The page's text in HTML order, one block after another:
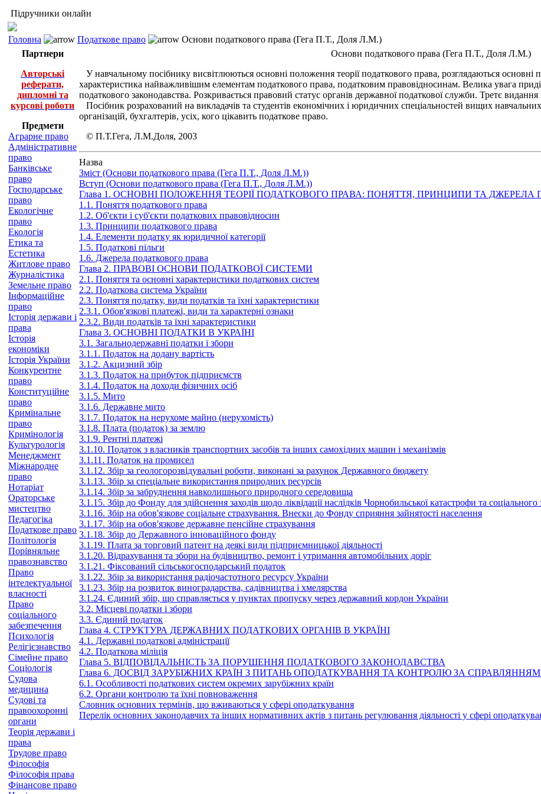
Підручники онлайн
Головна Податкове право
Основи податкового права (Гега П.Т., Доля Л.М.)
Партнери
Авторські
реферати,
дипломні та
курсові роботи
Предмети
Аграрне право
Адміністративне
право
Банківське
право
Господарське
право
Екологічне
право
Екологія
Етика та
Естетика
Житлове право
Журналістика
Земельне право
Інформаційне
право
Історія держави і
права
Історія
економіки
Історія України
Конкурентне
право
Конституційне
право
Кримінальне
право
Кримінологія
Культурологія
Менеджмент
Міжнародне
право
Нотаріат
Ораторське
мистецтво
Педагогіка
Податкове право
Політологія
Порівняльне
правознавство
Право
інтелектуальної
власності
Право
соціального
забезпечення
Психологія
Релігієзнавство
Сімейне право
Соціологія
Судова
медицина
Судові та
правоохоронні
органи
Теорія держави і
права
Трудове право
Філософія
Філософія права
Фінансове право
Основи податкового права (Гега П.Т., Доля Л.М.)
У навчальному посібнику висвітлюються основні положення теорії податкового права, розглядаються основні
характеристика найважливішим елементам податкового права, податковим правовідносинам. Велика увага
податкового законодавства. Розкривається правовий статус органів державної податкової служби. Третє
Посібник розрахований на викладачів та студентів економічних і юридичних спеціальностей вищих
організацій, бухгалтерів, усіх, кого цікавить податкове право.
© П.Т.Гега, Л.М.Доля, 2003
Назва
Зміст (Основи податкового права (Гега П.Т., Доля Л.М.))
Вступ (Основи податкового права (Гега П.Т., Доля Л.М.))
Глава 1. ОСНОВНІ ПОЛОЖЕННЯ ТЕОРІЇ ПОДАТКОВОГО ПРАВА: ПОНЯТТЯ, ПРИНЦИПИ ТА ДЖЕРЕЛА
1.1. Поняття податкового права
1.2. Об'єкти і суб'єкти податкових правовідносин
1.3. Принципи податкового права
1.4. Елементи податку як юридичної категорії
1.5. Податкові пільги
1.6. Джерела податкового права
Глава 2. ПРАВОВІ ОСНОВИ ПОДАТКОВОЇ СИСТЕМИ
2.1. Поняття та основні характеристики податкових систем
2.2. Податкова система України
2.3. Поняття податку, види податків та їхні характеристики
2.3.1. Обов'язкові платежі, види та характерні ознаки
2.3.2. Види податків та їхні характеристики
Глава 3. ОСНОВНІ ПОДАТКИ В УКРАЇНІ
3.1. Загальнодержавні податки і збори
3.1.1. Податок на додану вартість
3.1.2. Акцизний збір
3.1.3. Податок на прибуток підприємств
3.1.4. Податок на доходи фізичних осіб
3.1.5. Мито
3.1.6. Державне мито
3.1.7. Податок на нерухоме майно (нерухомість)
3.1.8. Плата (податок) за землю
3.1.9. Рентні платежі
3.1.10. Податок з власників транспортних засобів та інших самохідних машин і механізмів
3.1.11. Податок на промисел
3.1.12. Збір за геологорозвідувальні роботи, виконані за рахунок Державного бюджету
3.1.13. Збір за спеціальне використання природних ресурсів
3.1.14. Збір за забруднення навколишнього природного середовища
3.1.15. Збір до Фонду для здійснення заходів щодо ліквідації наслідків Чорнобильської катастрофи та
3.1.16. Збір на обов'язкове соціальне страхування. Внески до Фонду сприяння зайнятості населення
3.1.17. Збір на обов'язкове державне пенсійне страхування
3.1.18. Збір до Державного інноваційного фонду
3.1.19. Плата за торговий патент на деякі види підприємницької діяльності
3.1.20. Відрахування та збори на будівництво, ремонт і утримання автомобільних доріг
3.1.21. Фіксований сільськогосподарський податок
3.1.22. Збір за використання радіочастотного ресурсу України
3.1.23. Збір на розвиток виноградарства, садівництва і хмелярства
3.1.24. Єдиний збір, що справляється у пунктах пропуску через державний кордон України
3.2. Місцеві податки і збори
3.3. Єдиний податок
Глава 4. СТРУКТУРА ДЕРЖАВНИХ ПОДАТКОВИХ ОРГАНІВ В УКРАЇНІ
4.1. Державні податкові адміністрації
4.2. Податкова міліція
Глава 5. ВІДПОВІДАЛЬНІСТЬ ЗА ПОРУШЕННЯ ПОДАТКОВОГО ЗАКОНОДАВСТВА
Глава 6. ДОСВІД ЗАРУБІЖНИХ КРАЇН З ПИТАНЬ ОПОДАТКУВАННЯ ТА КОНТРОЛЮ ЗА
6.1. Особливості податкових систем окремих зарубіжних країн
6.2. Органи контролю та їхні повноваження
Словник основних термінів, що вживаються у сфері оподаткування
Перелік основних законодавчих та інших нормативних актів з питань регулювання діяльності у сфері